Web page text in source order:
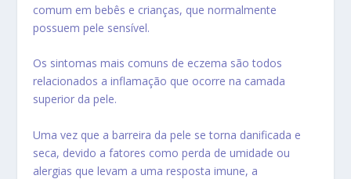
comum em bebês e crianças, que normalmente
possuem pele sensível.
Os sintomas mais comuns de eczema são todos
relacionados a inflamação que ocorre na camada
superior da pele.
Uma vez que a barreira da pele se torna danificada e
seca, devido a fatores como perda de umidade ou
alergias que levam a uma resposta imune, a